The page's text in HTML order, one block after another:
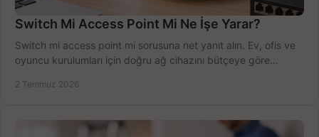
Switch Mi Access Point Mi Ne İşe Yarar?
Switch mi access point mi sorusuna net yanıt alın. Ev, ofis ve
oyuncu kurulumları için doğru ağ cihazını bütçeye göre
2 Temmuz 2026